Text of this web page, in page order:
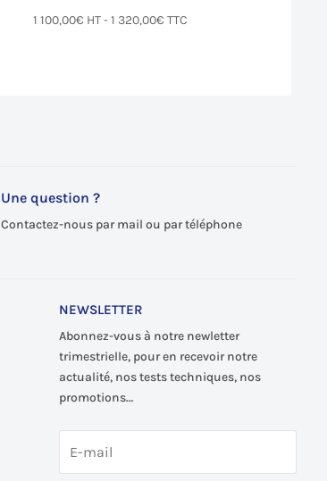
1 100,00€ HT -1 320,00€ TTC
Une question ?
Contactez-nous par mail ou par téléphone
NEWSLETTER
Abonnez-vous à notre newletter
trimestrielle, pour en recevoir notre
actualité, nos tests techniques, nos
promotions…